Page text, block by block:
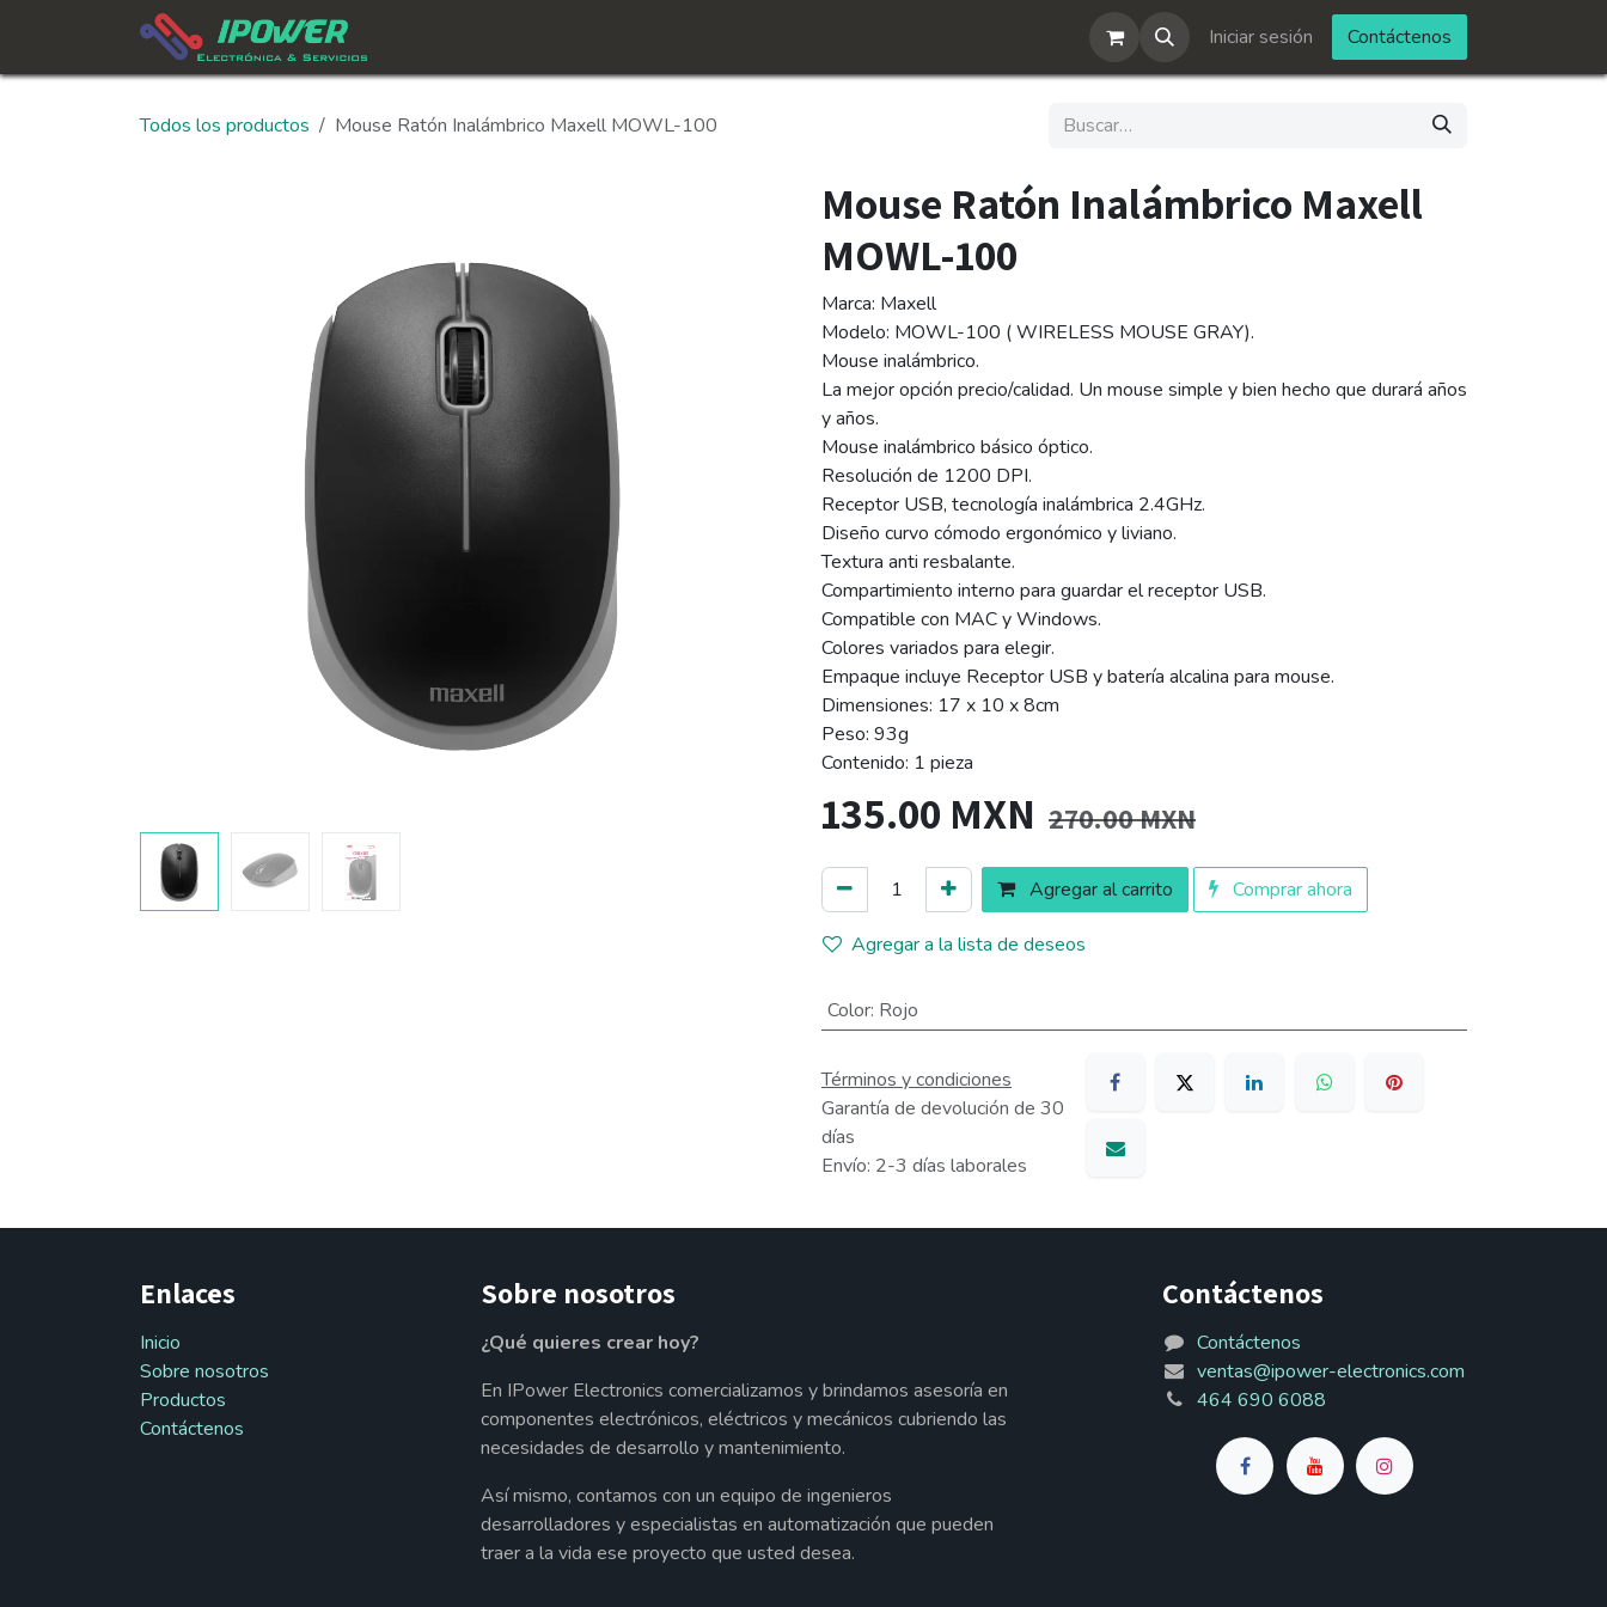
Iniciar sesión Contáctenos
Todos los productos Mouse Ratón Inalámbrico Maxell MOWL-100
Mouse Ratón Inalámbrico Maxell
MOWL-100
Marca: Maxell
Modelo: MOWL-100 ( WIRELESS MOUSE GRAY).
Mouse inalámbrico.
La mejor opción precio/calidad. Un mouse simple y bien hecho que durará años
y años.
Mouse inalámbrico básico óptico.
Resolución de 1200 DPI.
Receptor USB, tecnología inalámbrica 2.4GHz.
Diseño curvo cómodo ergonómico y liviano.
Textura anti resbalante.
Compartimiento interno para guardar el receptor USB.
Compatible con MAC y Windows.
Colores variados para elegir.
Empaque incluye Receptor USB y batería alcalina para mouse.
Dimensiones: 17 x 10 x 8cm
Peso: 93g
Contenido: 1 pieza
135.00 MXN 270.00MXN
Agregar al carrito Comprar ahora
Agregar a la lista de deseos
Color: Rojo
Términos y condiciones
Garantía de devolución de 30
días
Envío: 2-3 días laborales
Enlaces
Inicio
Sobre nosotros
Productos
Contáctenos
Sobre nosotros
¿Qué quieres crear hoy?
En IPower Electronics comercializamos y brindamos asesoría en
componentes electrónicos, eléctricos y mecánicos cubriendo las
necesidades de desarrollo y mantenimiento.
Así mismo, contamos con un equipo de ingenieros
desarrolladores y especialistas en automatización que pueden
traer a la vida ese proyecto que usted desea.
Contáctenos
Contáctenos
ventas@ipower-electronics.com
464 690 6088